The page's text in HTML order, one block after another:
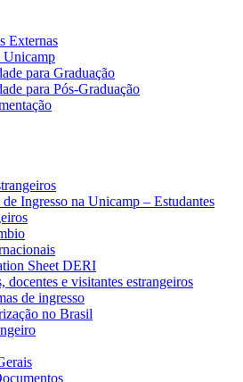
Externas
Unicamp
para Graduação
para Pós-Graduação
de Ingresso na Unicamp – Estudantes
Sheet DERI
docentes e visitantes estrangeiros
de ingresso
no Brasil